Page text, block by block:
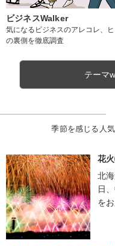
ビジネスWalker
気になるビジネスのアレコレ、ヒ
の裏側を徹底調査
テーマ
季節を感じる人
花
北
日
を